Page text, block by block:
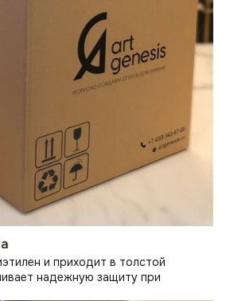
и приходит в толстой
надежную защиту при